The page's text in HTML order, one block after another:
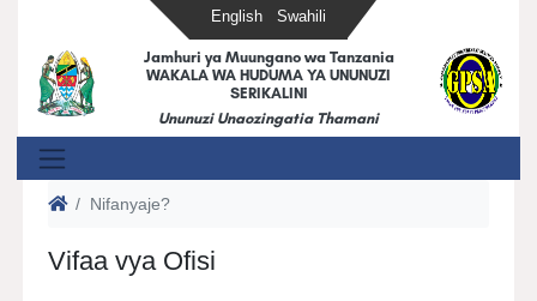
Swahili
English
Jamhuri ya Muungano wa Tanzania
WAKALA WA HUDUMA YA UNUNUZI
SERIKALINI
Ununuzi Unaozingatia Thamani
Nifanyaje?
Vifaa vya Ofisi